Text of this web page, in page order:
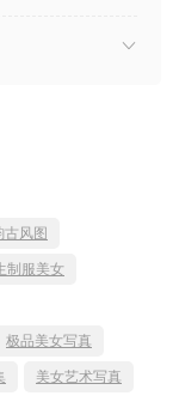
古风图
制服美女
极品美女写真
美女艺术写真